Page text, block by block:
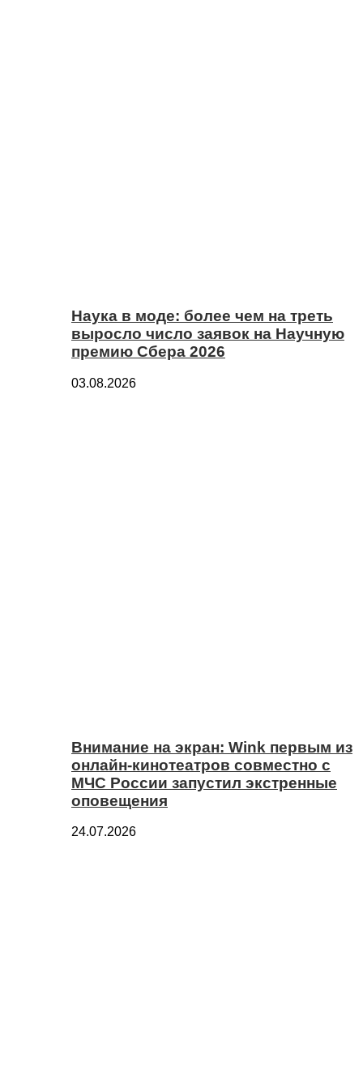
Наука в моде: более чем на треть
выросло число заявок на Научную
премию Сбера 2026
03.08.2026
Внимание на экран: Wink первым из
онлайн-кинотеатров совместно с
МЧС России запустил экстренные
оповещения
24.07.2026